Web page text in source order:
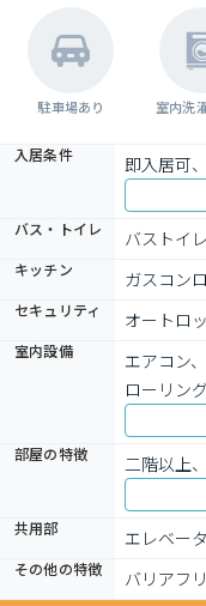
駐車場あり 室内洗
入居条件 即入居可
バス・トイレ
バストイ
キッチン ガスコン
セキュリティ オートロ
室内設備
エアコン
ローリング
部屋の特徴
二階以上
共用部
エレベー
その他の特徴
バリアフ